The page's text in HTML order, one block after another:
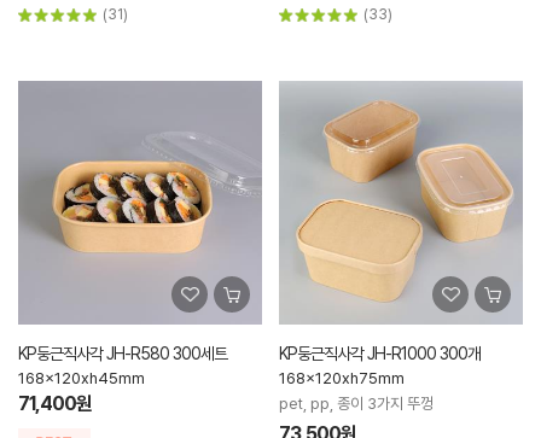
(31) (33)
KP둥근직사각 JH-R580 300세트
168x120xh45mm
71,400원
KP둥근직사각 JH-R1000 300개
168x120xh75mm
pet, pp, 종이 3가지 뚜껑